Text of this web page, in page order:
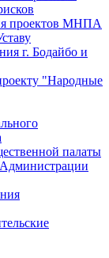
проектов МНПА
г. Бодайбо и
"Народные
палаты